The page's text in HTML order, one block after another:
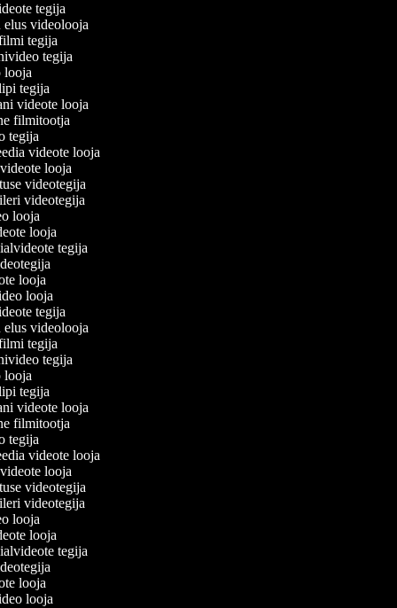
tegija
elus videolooja
tegija
tegija
looja
tegija
videote looja
filmitootja
tegija
videote looja
looja
videotegija
videotegija
looja
looja
tegija
looja
looja
tegija
elus videolooja
tegija
tegija
looja
tegija
videote looja
filmitootja
tegija
videote looja
looja
videotegija
videotegija
looja
looja
tegija
looja
looja